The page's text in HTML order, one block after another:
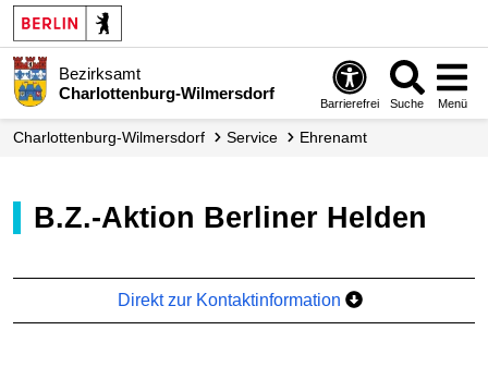
Bezirksamt
Charlottenburg-Wilmersdorf
Barrierefrei Suche Menü
Charlottenburg-Wilmersdorf Service Ehrenamt
B.Z.-Aktion Berliner Helden
Direkt zur Kontaktinformation